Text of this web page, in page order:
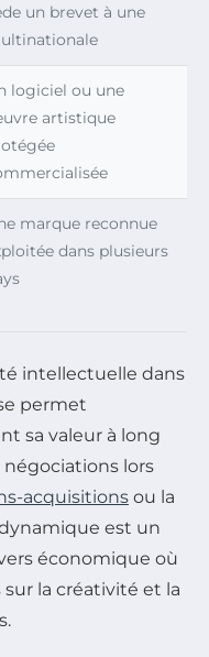
un brevet à une
logiciel ou une
artistique
marque reconnue
dans plusieurs
intellectuelle dans
permet
sa valeur à long
lors
acquisitions ou la
est un
économique où
la créativité et la